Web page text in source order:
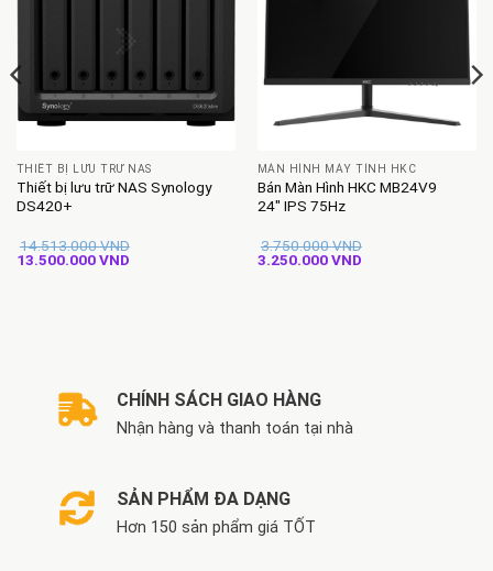
THIẾT BỊ LƯU TRỮ NAS
Thiết bị lưu trữ NAS Synology
DS420+
14.513.000VND
Giá
13.500.000VNDGiá
MÀN HÌNH MÁY TÍNH HKC
Bán Màn Hình HKC MB24V9
24″ IPS 75Hz
3.750.000VND
Giá
3.250.000VNDGiá
CHÍNH SÁCH GIAO HÀNG
Nhận hàng và thanh toán tại nhà
SẢN PHẨM ĐA DẠNG
Hơn 150 sản phẩm giá TỐT